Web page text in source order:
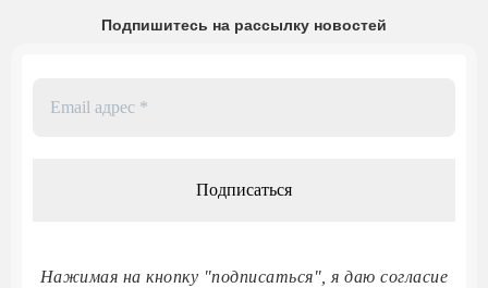
Подпишитесь на рассылку новостей
Нажимая на кнопку "подписаться", я даю согласие